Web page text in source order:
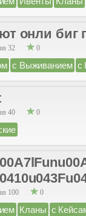
онли биг
32 0
с Выживанием с
40 0
100 0
Кланы с